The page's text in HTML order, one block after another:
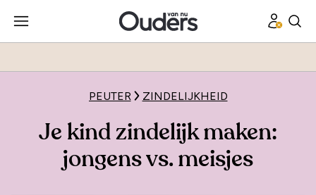
PEUTER ZINDELIJKHEID
Je kind zindelijk maken:
jongens vs. meisjes